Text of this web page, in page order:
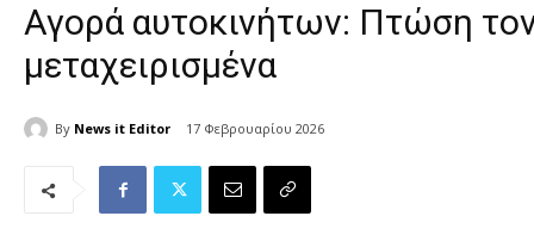
Αγορά αυτοκινήτων: Πτώση
μεταχειρισμένα
By News it Editor 17 Φεβρουαρίου 2026